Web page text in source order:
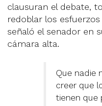
clausuran el debate,
redoblar los
señaló el senador en
cámara alta.
Que nadie
creer que
tienen que